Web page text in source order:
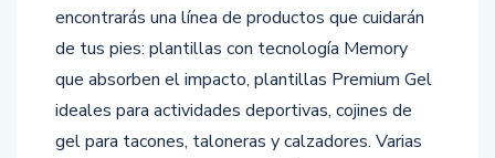
encontrarás una línea de productos que cuidarán
de tus pies: plantillas con tecnología Memory
que absorben el impacto, plantillas Premium Gel
ideales para actividades deportivas, cojines de
gel para tacones, taloneras y calzadores. Varias